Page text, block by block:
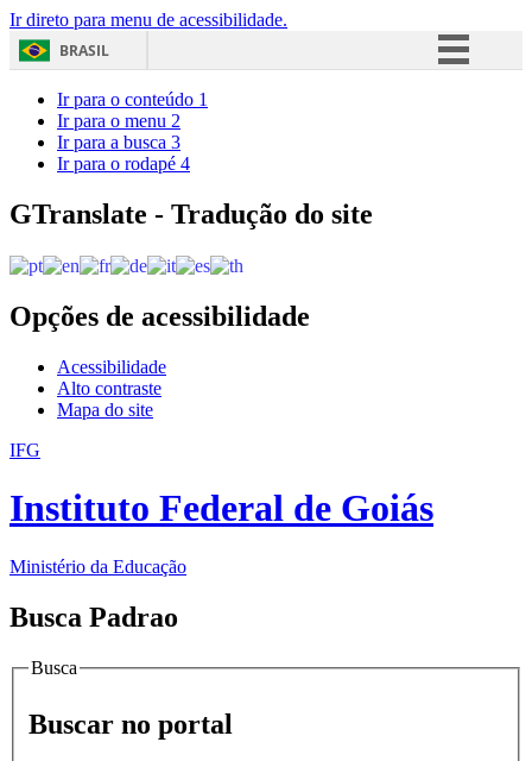
Ir direto para menu de acessibilidade.
BRASIL
Acesso à informação
Ir para o conteúdo 1
Ir para o menu 2
Ir para a busca 3
Ir para o rodapé 4
GTranslate - Tradução do site
Opções de acessibilidade
Acessibilidade
Alto contraste
Mapa do site
IFG
Instituto Federal de Goiás
Ministério da Educação
Busca Padrao
Busca
Buscar no portal